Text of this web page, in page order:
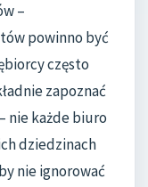
–
powinno być
często
zapoznać
nie każde biuro
dziedzinach
nie ignorować